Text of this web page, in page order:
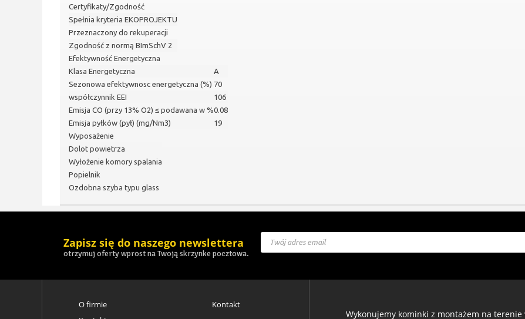
Certyfikaty/Zgodność
Spełnia kryteria EKOPROJEKTU
Przeznaczony do rekuperacji
Zgodność z normą BImSchV 2
Efektywność Energetyczna
Klasa Energetyczna
A
Sezonowa efektywnosc energetyczna (%) 70
współczynnik EEI
106
Emisja CO (przy 13% O2) ≤ podawana w %0.08
Emisja pyłków (pył) (mg/Nm3)
19
Wyposażenie
Dolot powietrza
Wyłożenie komory spalania
Popielnik
Ozdobna szyba typu glass
Zapisz się do naszego newslettera
otrzymuj oferty wprost na Twoją skrzynke pocztowa.
O firmie
Kontakt
Wykonujemy kominki z montażem na terenie